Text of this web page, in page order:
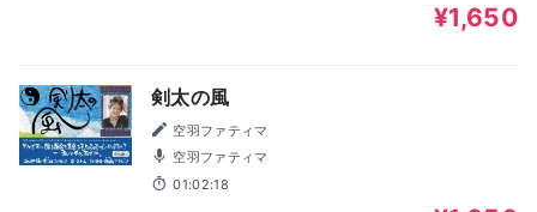
¥1,650
剣太の風
空羽ファティマ
空羽ファティマ
01:02:18